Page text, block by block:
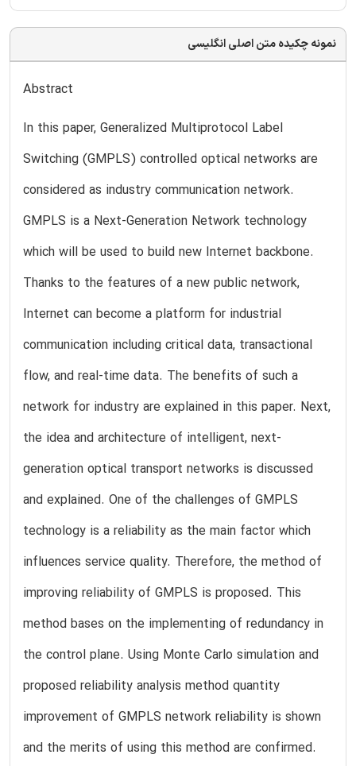
نمونه چکیده متن اصلی انگلیسی
Abstract
In this paper, Generalized Multiprotocol Label
Switching (GMPLS) controlled optical networks are
considered as industry communication network.
GMPLS is a Next-Generation Network technology
which will be used to build new Internet backbone.
Thanks to the features of a new public network,
Internet can become a platform for industrial
communication including critical data, transactional
flow, and real-time data. The benefits of such a
network for industry are explained in this paper. Next,
the idea and architecture of intelligent, next-
generation optical transport networks is discussed
and explained. One of the challenges of GMPLS
technology is a reliability as the main factor which
influences service quality. Therefore, the method of
improving reliability of GMPLS is proposed. This
method bases on the implementing of redundancy in
the control plane. Using Monte Carlo simulation and
proposed reliability analysis method quantity
improvement of GMPLS network reliability is shown
and the merits of using this method are confirmed.